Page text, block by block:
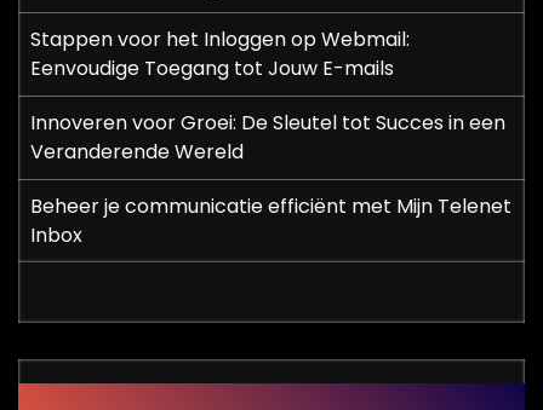
Stappen voor het Inloggen op Webmail:
Eenvoudige Toegang tot Jouw E-mails
Innoveren voor Groei: De Sleutel tot Succes in een
Veranderende Wereld
Beheer je communicatie efficiënt met Mijn Telenet
Inbox